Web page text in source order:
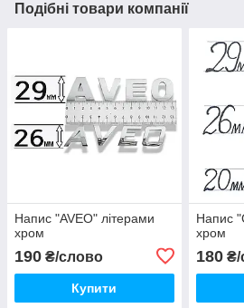
Подібні товари компанії
Напис "AVEO" літерами
хром
190 ₴/слово
Купити
Напис
хром
180₴/